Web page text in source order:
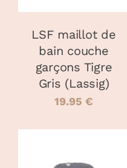
ÊTRE
SUR
LA
PAGE
DU
LSF maillot de
bain couche
garçons Tigre
Gris (Lassig)
19.95 €